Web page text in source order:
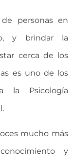
personas en
y brindar la
cerca de los
es uno de los
la Psicología
mucho más
y